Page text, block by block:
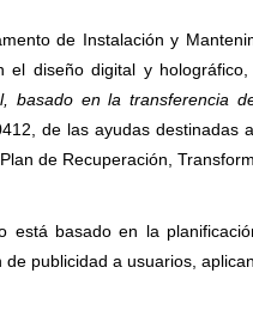
de Instalación y
el diseño digital y
basado en la transferencia
de las ayudas destinadas
de Recuperación,
está basado en la
de publicidad a usuarios,